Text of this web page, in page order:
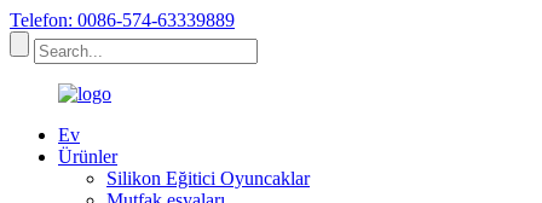
Telefon: 0086-574-63339889
Ev
Ürünler
Silikon Eğitici Oyuncaklar